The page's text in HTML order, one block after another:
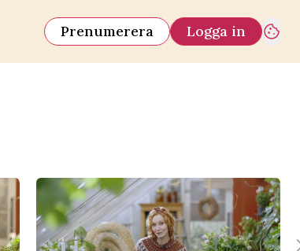
Prenumerera Logga in